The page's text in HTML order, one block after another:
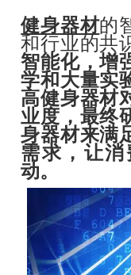
健身器材的
和行业的共
智能化，增
学和大量实
高健身器材
业度，最终
身器材来满
需求，让
动。